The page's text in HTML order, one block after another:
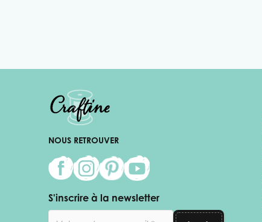
NOUS RETROUVER
S'inscrire à la newsletter